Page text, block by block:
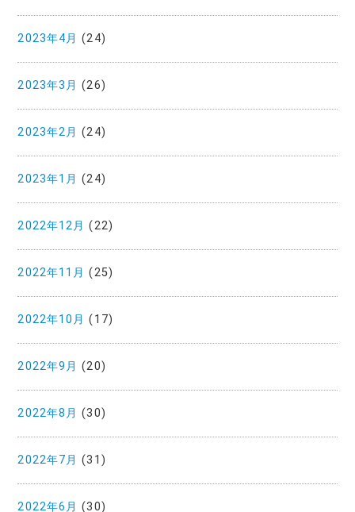
2023年4月 (24)
2023年3月 (26)
2023年2月 (24)
2023年1月 (24)
2022年12月 (22)
2022年11月 (25)
2022年10月 (17)
2022年9月 (20)
2022年8月 (30)
2022年7月 (31)
2022年6月 (30)